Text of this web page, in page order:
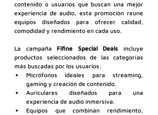
contenido o usuarios que buscan una mejor
experiencia de audio, esta promoción reúne
equipos diseñados para ofrecer calidad,
comodidad y rendimiento en cada uso.
La campaña Fifine Special Deals incluye
productos seleccionados de las categorías
más buscadas por los usuarios:
Micrófonos ideales para streaming,
gaming y creación de contenido.
Auriculares diseñados para una
experiencia de audio inmersiva.
Equipos que combinan rendimiento,